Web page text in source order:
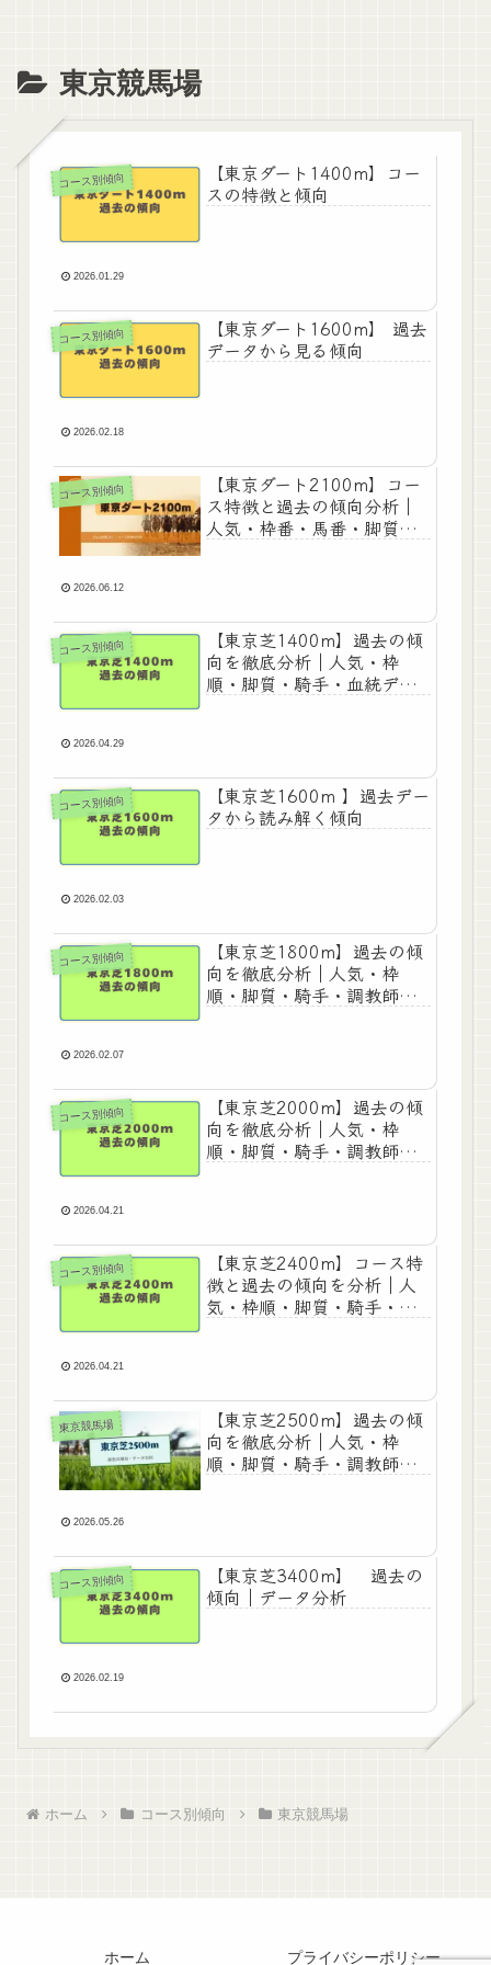
東京競馬場
コース別傾向
【東京ダート1400m】コー
スの特徴と傾向
2026.01.29
コース別傾向
【東京ダート1600m】 過去
データから見る傾向
2026.02.18
コース別傾向
【東京ダート2100m】コー
ス特徴と過去の傾向分析｜
人気・枠番・馬番・脚質・
2026.06.12
コース別傾向
【東京芝1400m】過去の傾
向を徹底分析｜人気・枠
順・脚質・騎手・血統デー
2026.04.29
コース別傾向
【東京芝1600m 】過去デー
タから読み解く傾向
2026.02.03
コース別傾向
【東京芝1800m】過去の傾
向を徹底分析｜人気・枠
順・脚質・騎手・調教師・
2026.02.07
コース別傾向
【東京芝2000m】過去の傾
向を徹底分析｜人気・枠
順・脚質・騎手・調教師・
2026.04.21
コース別傾向
【東京芝2400m】コース特
徴と過去の傾向を分析｜人
気・枠順・脚質・騎手・調
2026.04.21
東京競馬場
【東京芝2500m】過去の傾
向を徹底分析｜人気・枠
順・脚質・騎手・調教師・
2026.05.26
コース別傾向
【東京芝3400m】 過去の
傾向｜データ分析
2026.02.19
ホーム コース別傾向 東京競馬場
ホーム プライバシーポリシー